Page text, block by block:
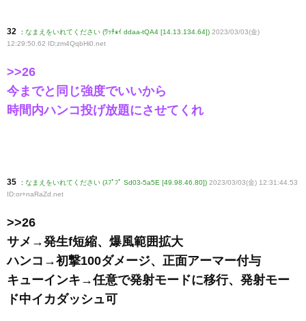
32 : なまえをいれてください (ﾜｯﾁｮｲ ddaa-tQA4 [14.13.134.64]) 2023/03/03(金)
12:29:50.62 ID:zm4QqbHi0 .net
>>26
今までと同じ強度でいいから
時間内ハンコ投げ放題にさせてくれ
35 : なまえをいれてください (ｽﾌﾟﾌﾟ Sd03-5a5E [49.98.46.80]) 2023/03/03(金) 12:31:44.53
ID:or+naRaZd .net
>>26
サメ→発生f短縮、爆風範囲拡大
ハンコ→初撃100ダメージ、正面アーマー付与
キューインキ→任意で発射モードに移行、発射モー
ド中イカダッシュ可